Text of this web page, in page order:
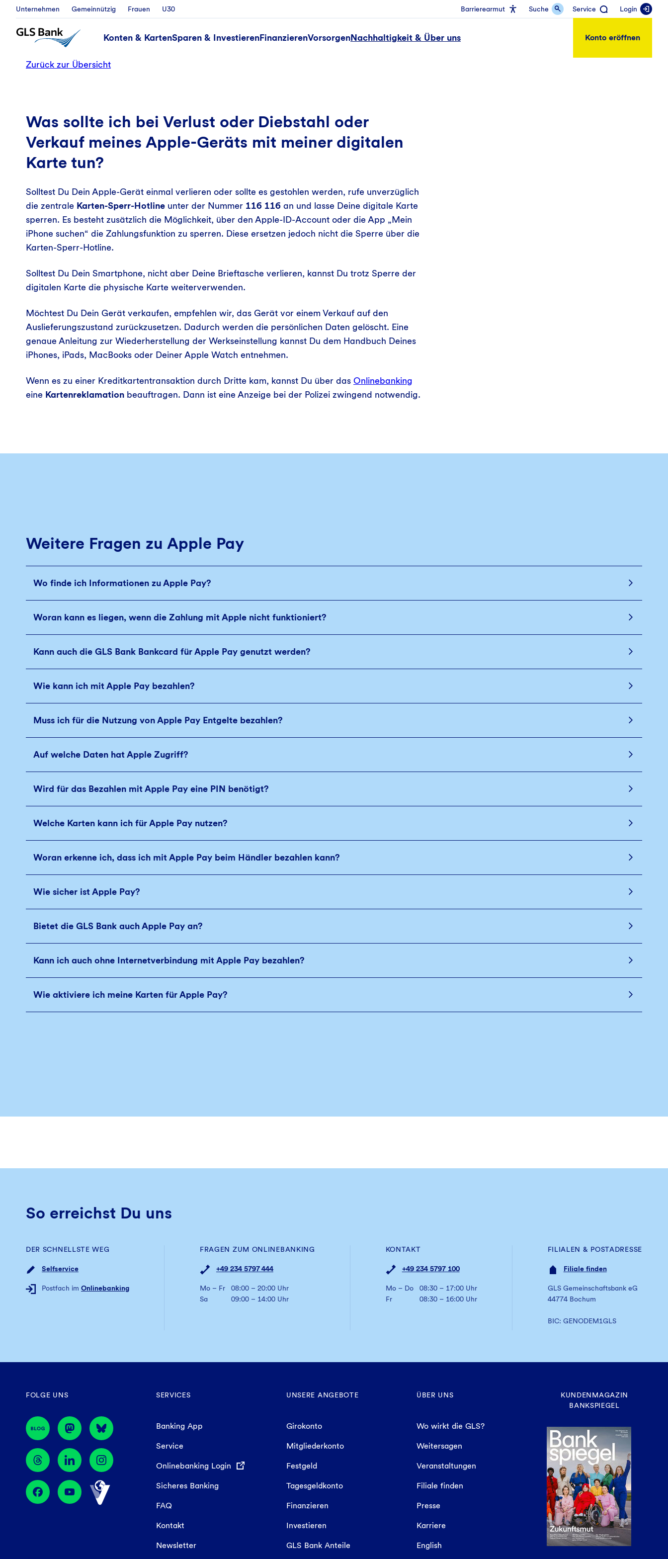
Unternehmen Gemeinnützig Frauen U30 Barrierearmut Suche Service Login
Konten & KartenSparen & InvestierenFinanzierenVorsorgenNachhaltigkeit & Über uns Konto eröffnen
Zurück zur Übersicht
Was sollte ich bei Verlust oder Diebstahl oder
Verkauf meines Apple-Geräts mit meiner digitalen
Karte tun?
Solltest Du Dein Apple-Gerät einmal verlieren oder sollte es gestohlen werden, rufe unverzüglich
die zentrale Karten-Sperr-Hotline unter der Nummer 116 116 an und lasse Deine digitale Karte
sperren. Es besteht zusätzlich die Möglichkeit, über den Apple-ID-Account oder die App „Mein
iPhone suchen“ die Zahlungsfunktion zu sperren. Diese ersetzen jedoch nicht die Sperre über die
Karten-Sperr-Hotline.
Solltest Du Dein Smartphone, nicht aber Deine Brieftasche verlieren, kannst Du trotz Sperre der
digitalen Karte die physische Karte weiterverwenden.
Möchtest Du Dein Gerät verkaufen, empfehlen wir, das Gerät vor einem Verkauf auf den
Auslieferungszustand zurückzusetzen. Dadurch werden die persönlichen Daten gelöscht. Eine
genaue Anleitung zur Wiederherstellung der Werkseinstellung kannst Du dem Handbuch Deines
iPhones, iPads, MacBooks oder Deiner Apple Watch entnehmen.
Wenn es zu einer Kreditkartentransaktion durch Dritte kam, kannst Du über das Onlinebanking
eine Kartenreklamation beauftragen. Dann ist eine Anzeige bei der Polizei zwingend notwendig.
Weitere Fragen zu Apple Pay
Wo finde ich Informationen zu Apple Pay?
Woran kann es liegen, wenn die Zahlung mit Apple nicht funktioniert?
Kann auch die GLS Bank Bankcard für Apple Pay genutzt werden?
Wie kann ich mit Apple Pay bezahlen?
Muss ich für die Nutzung von Apple Pay Entgelte bezahlen?
Auf welche Daten hat Apple Zugriff?
Wird für das Bezahlen mit Apple Pay eine PIN benötigt?
Welche Karten kann ich für Apple Pay nutzen?
Woran erkenne ich, dass ich mit Apple Pay beim Händler bezahlen kann?
Wie sicher ist Apple Pay?
Bietet die GLS Bank auch Apple Pay an?
Kann ich auch ohne Internetverbindung mit Apple Pay bezahlen?
Wie aktiviere ich meine Karten für Apple Pay?
So erreichst Du uns
DER SCHNELLSTE WEG
Selfservice
Postfach im Onlinebanking
FRAGEN ZUM ONLINEBANKING
+49 234 5797 444
Mo – Fr
08:00 – 20:00 Uhr
Sa
09:00 – 14:00 Uhr
KONTAKT
+49 234 5797 100
Mo – Do
08:30 – 17:00 Uhr
Fr
08:30 – 16:00 Uhr
FILIALEN & POSTADRESSE
Filiale finden
GLS Gemeinschaftsbank eG
44774 Bochum
BIC: GENODEM1GLS
FOLGE UNS SERVICES
Banking App
Service
Onlinebanking Login
Sicheres Banking
FAQ
Kontakt
Newsletter
UNSERE ANGEBOTE
Girokonto
Mitgliederkonto
Festgeld
Tagesgeldkonto
Finanzieren
Investieren
GLS Bank Anteile
ÜBER UNS
Wo wirkt die GLS?
Weitersagen
Veranstaltungen
Filiale finden
Presse
Karriere
English
KUNDENMAGAZIN
BANKSPIEGEL